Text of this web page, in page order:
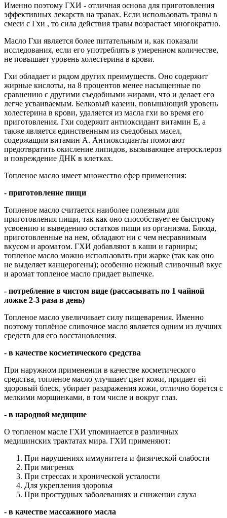
Именно поэтому ГХИ - отличная основа для приготовления
эффективных лекарств на травах. Если использовать травы в
смеси с Гхи , то сила действия травы возрастает многократно.
Масло Гхи является более питательным и, как показали
исследования, если его употреблять в умеренном количестве,
не повышает уровень холестерина в крови.
Гхи обладает и рядом других преимуществ. Оно содержит
жирные кислоты, на 8 процентов менее насыщенные по
сравнению с другими съедобными жирами, что и делает его
легче усваиваемым. Белковый казеин, повышающий уровень
холестерина в крови, удаляется из масла гхи во время его
приготовления. Гхи содержит антиоксидант витамин Е, а
также является единственным из съедобных масел,
содержащим витамин А. Антиоксиданты помогают
предотвратить окисление липидов, вызывающее атеросклероз
и повреждение ДНК в клетках.
Топленое масло имеет множество сфер применения:
- приготовление пищи
Топленое масло считается наиболее полезным для
приготовления пищи, так как оно способствует ее быстрому
усвоению и выведению остатков пищи из организма. Блюда,
приготовленные на нем, обладают ни с чем несравнимым
вкусом и ароматом. ГХИ добавляют в каши и гарниры;
топленое масло можно использовать при жарке (так как оно
не выделяет канцерогены); особенно нежный сливочный вкус
и аромат топленое масло придает выпечке.
- потребление в чистом виде (рассасывать по 1 чайной
ложке 2-3 раза в день)
Топленое масло увеличивает силу пищеварения. Именно
поэтому топлёное сливочное масло является одним из лучших
средств для его восстановления.
- в качестве косметического средства
При наружном применении в качестве косметического
средства, топленое масло улучшает цвет кожи, придает ей
здоровый блеск, убирает раздражения кожи, отлично борется с
мелкими морщинками, в том числе и вокруг глаз.
- в народной медицине
О топленом масле ГХИ упоминается в различных
медицинских трактатах мира. ГХИ применяют:
При нарушениях иммунитета и физической слабости
При мигренях
При стрессах и хронической усталости
Для укрепления здоровья
При простудных заболеваниях и снижении слуха
- в качестве массажного масла